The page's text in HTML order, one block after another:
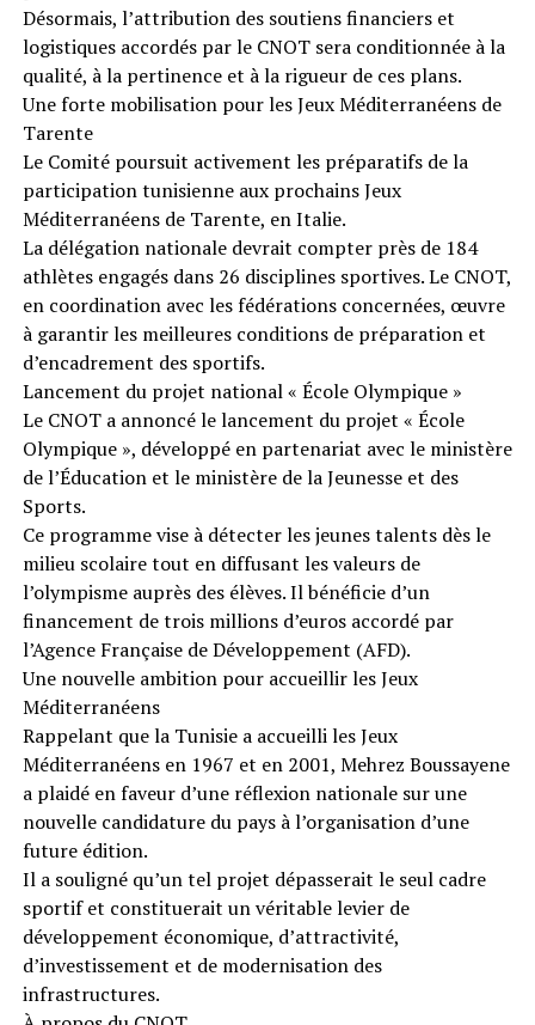
Désormais, l’attribution des soutiens financiers et
logistiques accordés par le CNOT sera conditionnée à la
qualité, à la pertinence et à la rigueur de ces plans.
Une forte mobilisation pour les Jeux Méditerranéens de
Tarente
Le Comité poursuit activement les préparatifs de la
participation tunisienne aux prochains Jeux
Méditerranéens de Tarente, en Italie.
La délégation nationale devrait compter près de 184
athlètes engagés dans 26 disciplines sportives. Le CNOT,
en coordination avec les fédérations concernées, œuvre
à garantir les meilleures conditions de préparation et
d’encadrement des sportifs.
Lancement du projet national « École Olympique »
Le CNOT a annoncé le lancement du projet « École
Olympique », développé en partenariat avec le ministère
de l’Éducation et le ministère de la Jeunesse et des
Sports.
Ce programme vise à détecter les jeunes talents dès le
milieu scolaire tout en diffusant les valeurs de
l’olympisme auprès des élèves. Il bénéficie d’un
financement de trois millions d’euros accordé par
l’Agence Française de Développement (AFD).
Une nouvelle ambition pour accueillir les Jeux
Méditerranéens
Rappelant que la Tunisie a accueilli les Jeux
Méditerranéens en 1967 et en 2001, Mehrez Boussayene
a plaidé en faveur d’une réflexion nationale sur une
nouvelle candidature du pays à l’organisation d’une
future édition.
Il a souligné qu’un tel projet dépasserait le seul cadre
sportif et constituerait un véritable levier de
développement économique, d’attractivité,
d’investissement et de modernisation des
infrastructures.